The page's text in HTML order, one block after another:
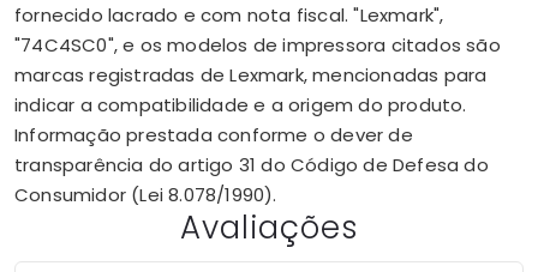
fornecido lacrado e com nota fiscal. "Lexmark",
"74C4SC0", e os modelos de impressora citados são
marcas registradas de Lexmark, mencionadas para
indicar a compatibilidade e a origem do produto.
Informação prestada conforme o dever de
transparência do artigo 31 do Código de Defesa do
Consumidor (Lei 8.078/1990).
Avaliações